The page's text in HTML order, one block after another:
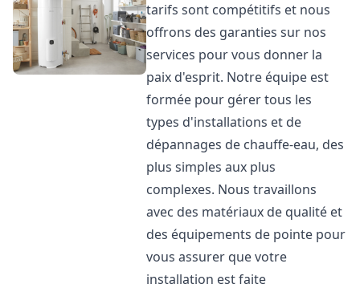
tarifs sont compétitifs et nous
offrons des garanties sur nos
services pour vous donner la
paix d'esprit. Notre équipe est
formée pour gérer tous les
types d'installations et de
dépannages de chauffe-eau, des
plus simples aux plus
complexes. Nous travaillons
avec des matériaux de qualité et
des équipements de pointe pour
vous assurer que votre
installation est faite